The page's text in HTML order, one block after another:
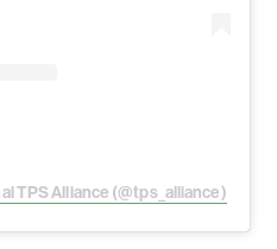
TPS Alliance (@tps_alliance)